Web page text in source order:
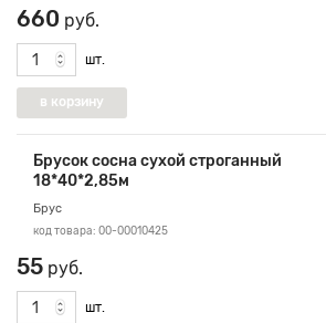
660 руб.
шт.
Брусок сосна сухой строганный
18*40*2,85м
Брус
код товара: 00-00010425
55 руб.
шт.